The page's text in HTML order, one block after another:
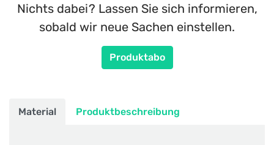
Nichts dabei? Lassen Sie sich informieren,
sobald wir neue Sachen einstellen.
Produktabo
Material Produktbeschreibung